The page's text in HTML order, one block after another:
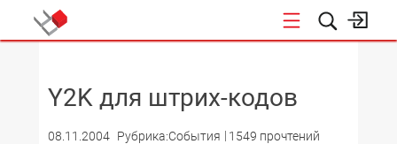
Y2K для штрих-кодов
08.11.2004 Рубрика:События 1549 прочтений